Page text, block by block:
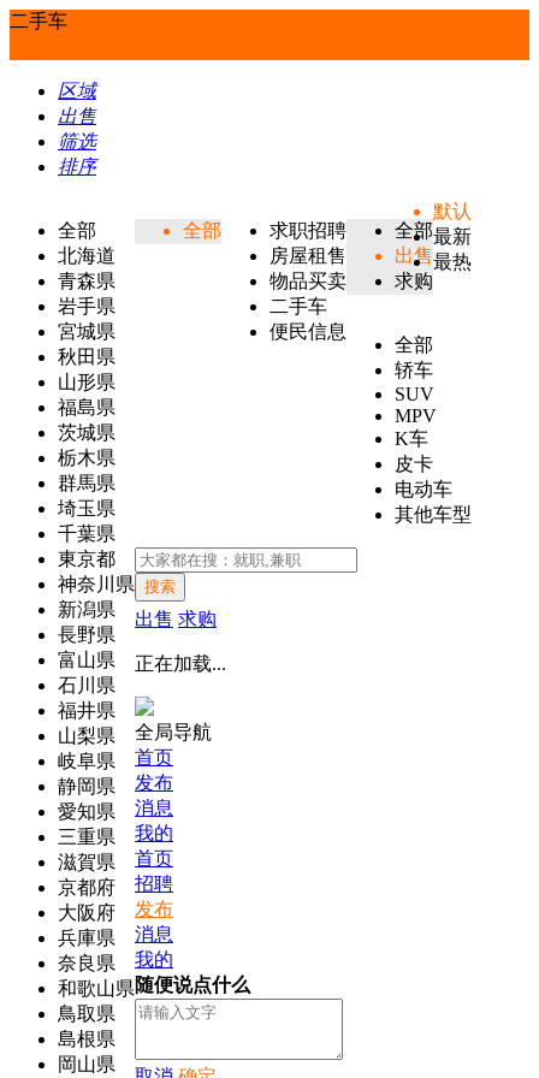
二手车
区域
出售
筛选
排序
全部
北海道
青森県
岩手県
宮城県
秋田県
山形県
福島県
茨城県
栃木県
群馬県
埼玉県
千葉県
東京都
神奈川県
新潟県
長野県
富山県
石川県
福井県
山梨県
岐阜県
静岡県
愛知県
三重県
滋賀県
京都府
大阪府
兵庫県
奈良県
和歌山県
鳥取県
島根県
岡山県
全部
求职招聘
房屋租售
物品买卖
二手车
便民信息
全部
出售
求购
全部
轿车
SUV
MPV
K车
皮卡
电动车
其他车型
默认
最新
最热
搜索
出售 求购
正在加载...
全局导航
首页
发布
消息
我的
首页
招聘
发布
消息
我的
随便说点什么